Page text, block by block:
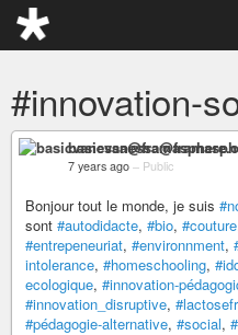
#innovation-
7 years ago – Public
Bonjour tout le monde, je suis
sont #autodidacte, #bio, #couture
#entrepeneuriat, #environnment,
intolerance, #homeschooling,
ecologique, #innovation-
#innovation_disruptive,
#pédagogie-alternative, #social,